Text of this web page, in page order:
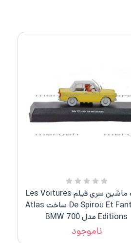
ماکت ماشین سری فیلم Les Voitures
De Spirou Et Fantasio ساخت Atlas
Editions مدل BMW 700
ناموجود